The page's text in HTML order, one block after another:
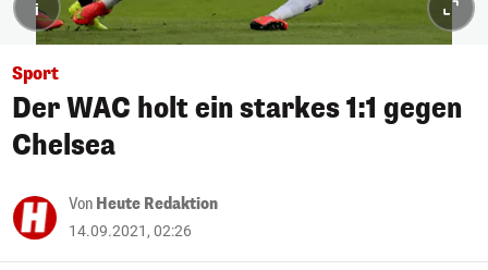
i
Sport
Der WAC holt ein starkes 1:1 gegen
Chelsea
Von Heute Redaktion
14.09.2021, 02:26